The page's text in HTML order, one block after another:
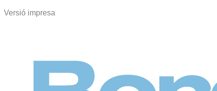
Versió impresa